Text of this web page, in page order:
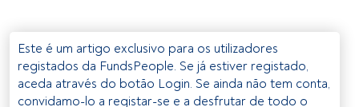
Este é um artigo exclusivo para os utilizadores
registados da FundsPeople. Se já estiver registado,
aceda através do botão Login. Se ainda não tem conta,
convidamo-lo a registar-se e a desfrutar de todo o